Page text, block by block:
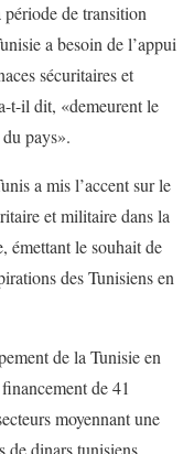
de transition
a besoin de l’appui
sécuritaires et
t-il dit, «demeurent le
pays».
a mis l’accent sur le
et militaire dans la
émettant le souhait de
des Tunisiens en
de la Tunisie en
de 41
moyennant une
dinars tunisiens.